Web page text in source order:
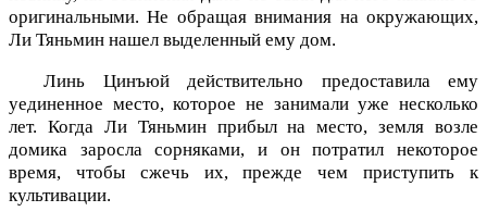
оригинальными. Не обращая внимания на окружающих,
Ли Тяньмин нашел выделенный ему дом.
Линь Цинъюй действительно предоставила ему
уединенное место, которое не занимали уже несколько
лет. Когда Ли Тяньмин прибыл на место, земля возле
домика заросла сорняками, и он потратил некоторое
время, чтобы сжечь их, прежде чем приступить к
культивации.